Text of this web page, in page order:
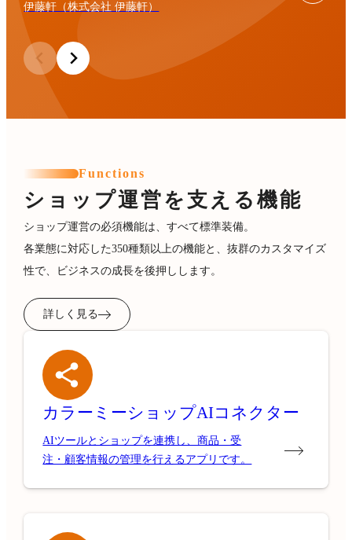
伊藤軒（株式会社 伊藤軒）
Functions
ショップ運営を支える機能
ショップ運営の必須機能は、すべて標準装備。
各業態に対応した350種類以上の機能と、抜群のカスタマイズ
性で、ビジネスの成長を後押しします。
詳しく見る
カラーミーショップAIコネクター
AIツールとショップを連携し、商品・受
注・顧客情報の管理を行えるアプリです。